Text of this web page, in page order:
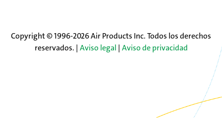
Copyright © 1996-2026 Air Products Inc. Todos los derechos
reservados. | Aviso legal | Aviso de privacidad